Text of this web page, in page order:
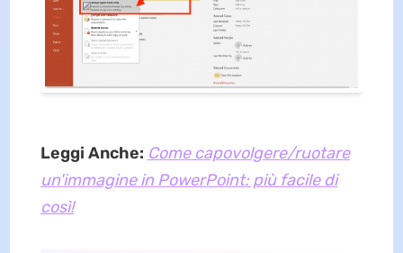
Leggi Anche: Come capovolgere/ruotare
un'immagine in PowerPoint: più facile di
così!